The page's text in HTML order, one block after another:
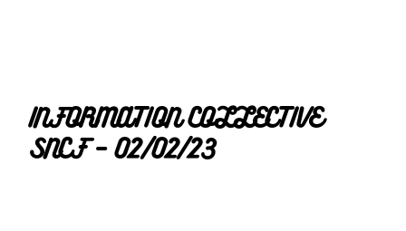
INFORMATION COLLECTIVE
SNCF – 02/02/23